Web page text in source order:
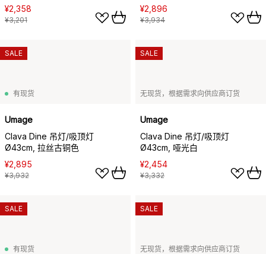
¥2,358
¥3,201
¥2,896
¥3,934
有现货
Umage
Clava Dine 吊灯/吸顶灯
Ø43cm, 拉丝古铜色
¥2,895
¥3,932
SALE
无现货，根据需求向供应商订货
Umage
Clava Dine 吊灯/吸顶灯
Ø43cm, 哑光白
¥2,454
¥3,332
SALE
有现货
SALE
无现货，根据需求向供应商订货
SALE